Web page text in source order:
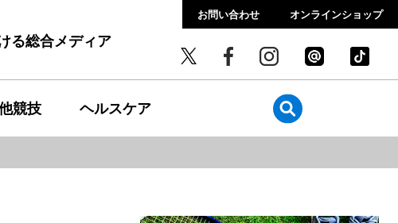
る総合メディア
お問い合わせ オンラインショップ
競技 ヘルスケア